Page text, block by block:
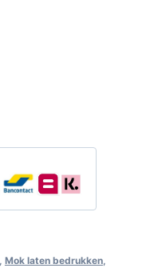
Mok laten bedrukken,